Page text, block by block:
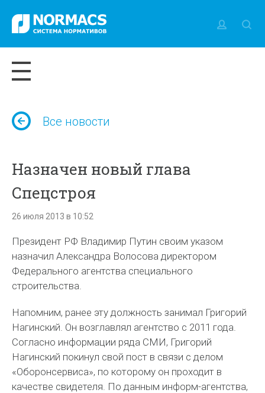
Все новости
Назначен новый глава
Спецстроя
26 июля 2013 в 10:52
Президент РФ Владимир Путин своим указом
назначил Александра Волосова директором
Федерального агентства специального
строительства.
Напомним, ранее эту должность занимал Григорий
Нагинский. Он возглавлял агентство с 2011 года.
Согласно информации ряда СМИ, Григорий
Нагинский покинул свой пост в связи с делом
«Оборонсервиса», по которому он проходит в
качестве свидетеля. По данным информ-агентства,